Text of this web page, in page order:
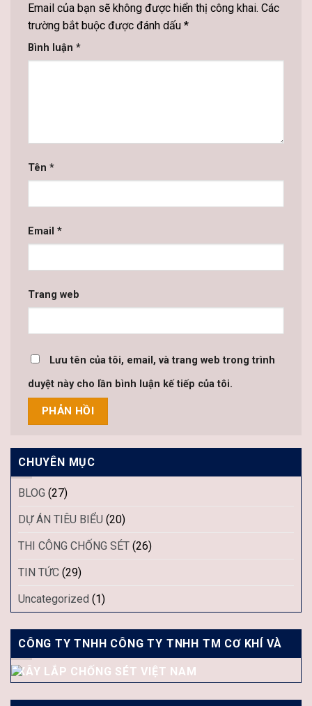
Email của bạn sẽ không được hiển thị công khai. Các
trường bắt buộc được đánh dấu *
Bình luận *
Tên *
Email *
Trang web
Lưu tên của tôi, email, và trang web trong trình
duyệt này cho lần bình luận kế tiếp của tôi.
CHUYÊN MỤC
BLOG (27)
DỰ ÁN TIÊU BIỂU (20)
THI CÔNG CHỐNG SÉT (26)
TIN TỨC (29)
Uncategorized (1)
CÔNG TY TNHH CÔNG TY TNHH TM CƠ KHÍ VÀ
XÂY LẮP CHỐNG SÉT VIỆT NAM